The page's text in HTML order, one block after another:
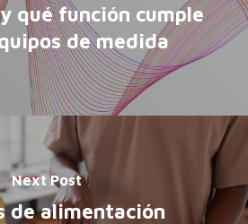
qué función cumple
de medida
Next Post
de alimentación